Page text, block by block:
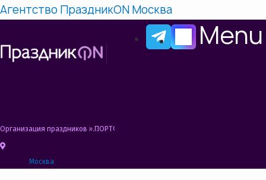
Агентство ПраздникON Москва
Menu
Организация праздников » ПОРТФОЛИО | Организация праздников |
Москва